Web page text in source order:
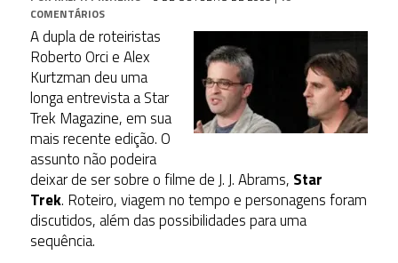
COMENTÁRIOS
A dupla de roteiristas
Roberto Orci e Alex
Kurtzman deu uma
longa entrevista a Star
Trek Magazine, em sua
mais recente edição. O
assunto não podeira
deixar de ser sobre o filme de J. J. Abrams, Star
Trek. Roteiro, viagem no tempo e personagens foram
discutidos, além das possibilidades para uma
sequência.